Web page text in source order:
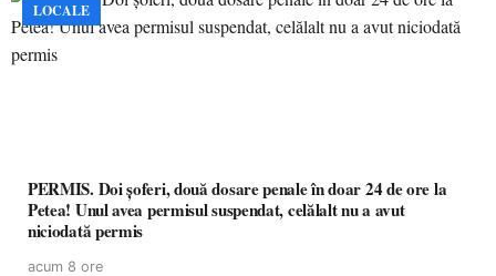
LOCALE
PERMIS. Doi șoferi, două dosare penale în doar 24 de ore la
Petea! Unul avea permisul suspendat, celălalt nu a avut
niciodată permis
acum 8 ore